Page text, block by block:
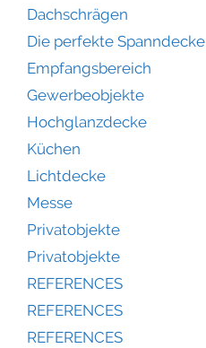
Dachschrägen
Die perfekte Spanndecke
Empfangsbereich
Gewerbeobjekte
Hochglanzdecke
Küchen
Lichtdecke
Messe
Privatobjekte
Privatobjekte
REFERENCES
REFERENCES
REFERENCES